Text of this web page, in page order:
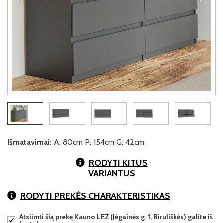
Išmatavimai: A: 80cm P: 154cm G: 42cm
RODYTI KITUS
VARIANTUS
RODYTI PREKĖS CHARAKTERISTIKAS
Atsiimti šią prekę Kauno LEZ (Jėgainės g. 1, Biruliškės) galite iš